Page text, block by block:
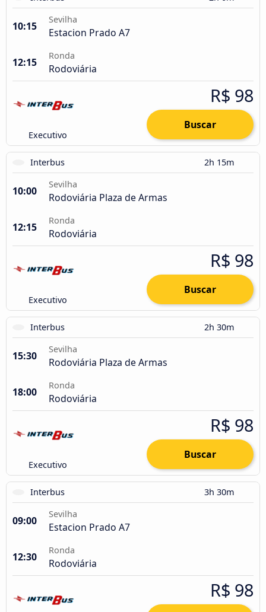
10:15
Sevilha
Estacion Prado A7
12:15
Ronda
Rodoviária
Executivo
R$ 98
Buscar
Interbus 2h 15m
10:00
Sevilha
Rodoviária Plaza de Armas
12:15
Ronda
Rodoviária
Executivo
R$ 98
Buscar
Interbus 2h 30m
15:30
Sevilha
Rodoviária Plaza de Armas
18:00
Ronda
Rodoviária
Executivo
R$ 98
Buscar
Interbus 3h 30m
09:00
Sevilha
Estacion Prado A7
12:30
Ronda
Rodoviária
R$ 98